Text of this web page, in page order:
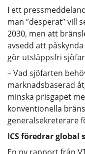
I ett
man ”desperat” vill
2030, men att
avsedd att
gör utsläppsfri
– Vad sjöfarten
marknadsbaserad
minska prisgapet
konventionella
generalsekreterare
ICS föredrar